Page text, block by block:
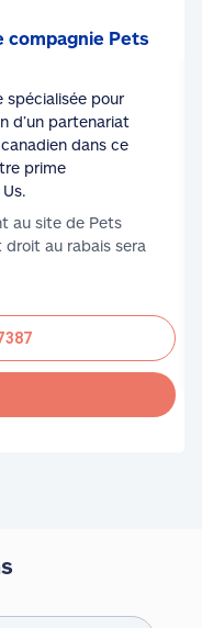
compagnie Pets
spécialisée pour
d’un partenariat
dans ce
prime
au site de Pets
droit au rabais sera